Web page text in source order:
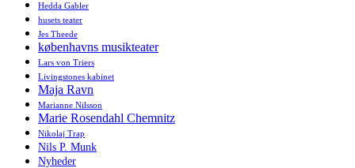
Hedda Gabler
husets teater
Jes Theede
københavns musikteater
Lars von Triers
Livingstones kabinet
Maja Ravn
Marianne Nilsson
Marie Rosendahl Chemnitz
Nikolaj Trap
Nils P. Munk
Nyheder